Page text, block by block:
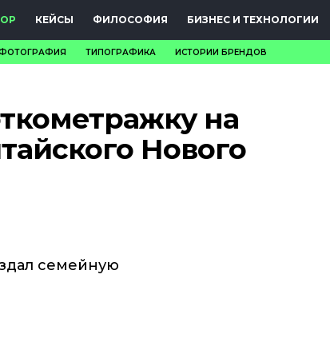
КЕЙСЫ ФИЛОСОФИЯ БИЗНЕС И ТЕХНОЛОГИИ
ТИПОГРАФИКА ИСТОРИИ БРЕНДОВ
на
Нового
семейную
PRO.ОБЗОР
КЕЙСЫ
БИЗНЕС И